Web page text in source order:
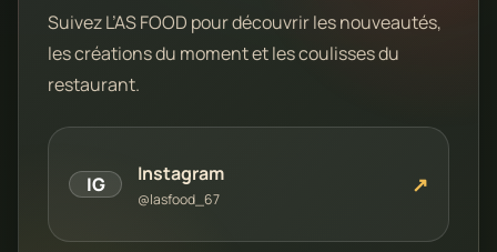
Suivez L’AS FOOD pour découvrir les nouveautés,
les créations du moment et les coulisses du
restaurant.
IG Instagram
@lasfood_67 ↗